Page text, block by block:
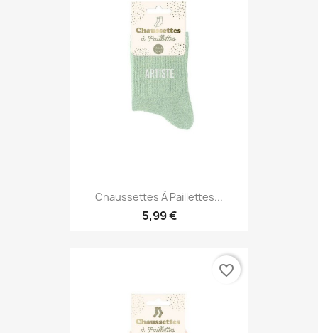
Chaussettes À Paillettes...
5,99 €
favorite_border